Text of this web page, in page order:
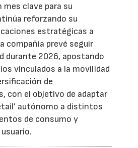
mes clave para su
reforzando su
estratégicas a
compañía prevé seguir
durante 2026, apostando
vinculados a la movilidad
de
con el objetivo de adaptar
autónomo a distintos
de consumo y